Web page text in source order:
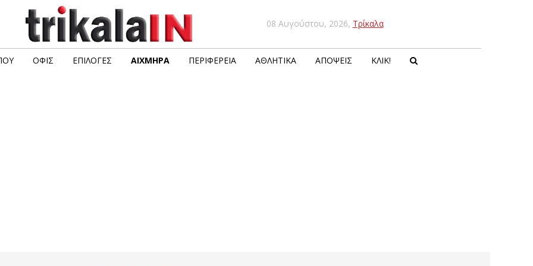
08 Αυγούστου, 2026, Τρίκαλα
ΟΦΙΣ ΕΠΙΛΟΓΈΣ ΑΙΧΜΗΡΆ ΠΕΡΙΦΈΡΕΙΑ ΑΘΛΗΤΙΚΆ ΑΠΌΨΕΙΣ ΚΛΙΚ!